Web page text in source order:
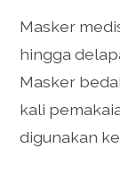
Masker
hingga
Masker
kali
digunakan